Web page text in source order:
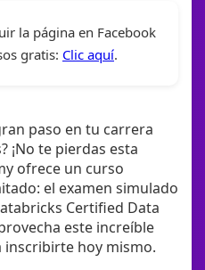
la página en Facebook
gratis: Clic aquí.
paso en tu carrera
¡No te pierdas esta
ofrece un curso
el examen simulado
Certified Data
este increíble
inscribirte hoy mismo.